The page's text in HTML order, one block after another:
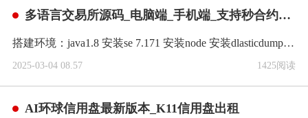
多语言交易所源码_电脑端_手机端_支持秒合约u位合约源码出售
搭建环境：java1.8 安装se 7.171 安装node 安装dlasticdump MySQL8.0+Nginx+redis7后端Java...
2025-03-04 08.57 1425阅读
AI环球信用盘最新版本_K11信用盘出租